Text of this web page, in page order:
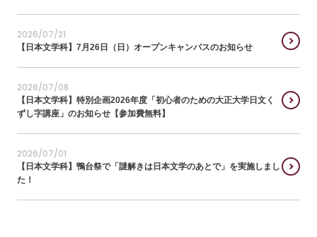
2026/07/21
【日本文学科】7月26日（日）オープンキャンパスのお知らせ
2026/07/08
【日本文学科】特別企画2026年度「初心者のための大正大学日文く
ずし字講座」のお知らせ【参加費無料】
2026/07/01
【日本文学科】鴨台祭で「謎解きは日本文学のあとで」を実施しまし
た！